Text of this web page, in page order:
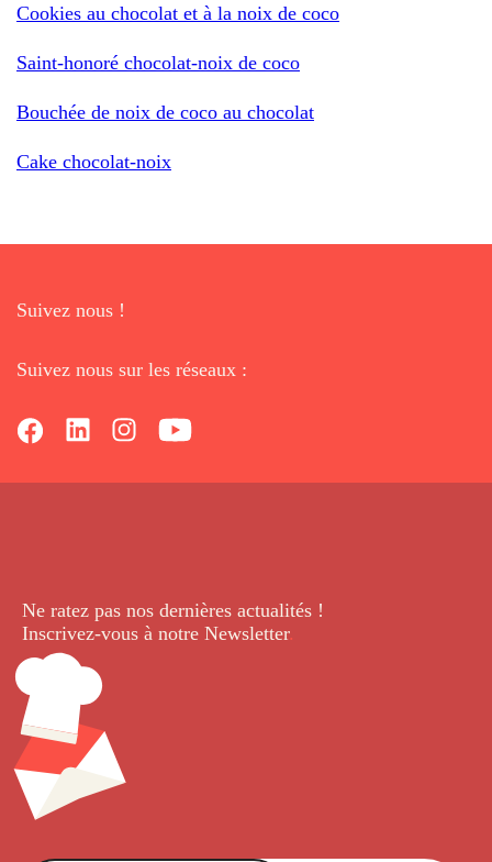
Cookies au chocolat et à la noix de coco
Saint-honoré chocolat-noix de coco
Bouchée de noix de coco au chocolat
Cake chocolat-noix
Suivez nous !
Suivez nous sur les réseaux :
Ne ratez pas nos dernières actualités !
Inscrivez-vous à notre Newsletter.